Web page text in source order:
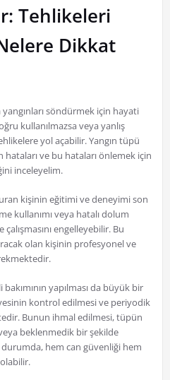
Tehlikeleri
Dikkat
söndürmek için hayati
kullanılmazsa veya yanlış
yol açabilir. Yangın tüpü
hataları ve bu hataları önlemek için
inceleyelim.
kişinin eğitimi ve deneyimi son
kullanımı veya hatalı dolum
engelleyebilir. Bu
olan kişinin profesyonel ve
yapılması da büyük bir
kontrol edilmesi ve periyodik
Bunun ihmal edilmesi, tüpün
beklenmedik bir şekilde
hem can güvenliği hem